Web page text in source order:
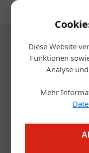
Diese Website
Funktionen
Analyse
Mehr
Artikel